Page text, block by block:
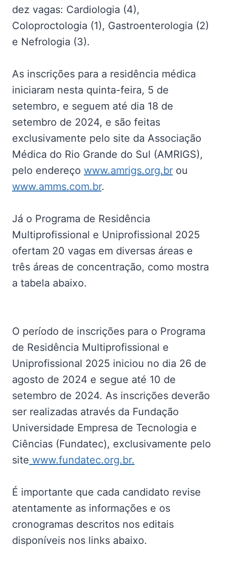
dez vagas: Cardiologia (4),
Coloproctologia (1), Gastroenterologia (2)
e Nefrologia (3).
As inscrições para a residência médica
iniciaram nesta quinta-feira, 5 de
setembro, e seguem até dia 18 de
setembro de 2024, e são feitas
exclusivamente pelo site da Associação
Médica do Rio Grande do Sul (AMRIGS),
pelo endereço www.amrigs.org.br ou
www.amms.com.br.
Já o Programa de Residência
Multiprofissional e Uniprofissional 2025
ofertam 20 vagas em diversas áreas e
três áreas de concentração, como mostra
a tabela abaixo.
O período de inscrições para o Programa
de Residência Multiprofissional e
Uniprofissional 2025 iniciou no dia 26 de
agosto de 2024 e segue até 10 de
setembro de 2024. As inscrições deverão
ser realizadas através da Fundação
Universidade Empresa de Tecnologia e
Ciências (Fundatec), exclusivamente pelo
site www.fundatec.org.br.
É importante que cada candidato revise
atentamente as informações e os
cronogramas descritos nos editais
disponíveis nos links abaixo.